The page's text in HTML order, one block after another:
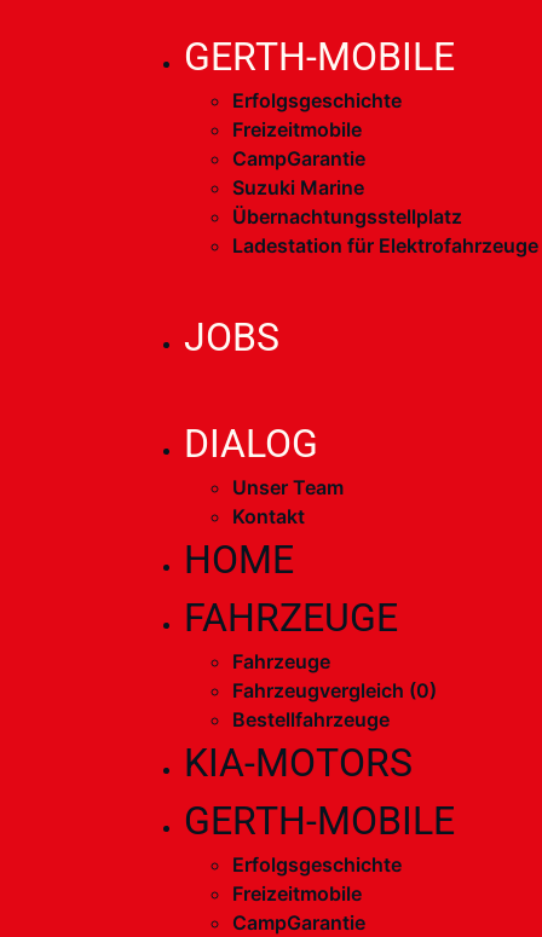
GERTH-MOBILE
Erfolgsgeschichte
Freizeitmobile
CampGarantie
Suzuki Marine
Übernachtungsstellplatz
Ladestation für Elektrofahrzeuge
JOBS
DIALOG
Unser Team
Kontakt
HOME
FAHRZEUGE
Fahrzeuge
Fahrzeugvergleich (0)
Bestellfahrzeuge
KIA-MOTORS
GERTH-MOBILE
Erfolgsgeschichte
Freizeitmobile
CampGarantie